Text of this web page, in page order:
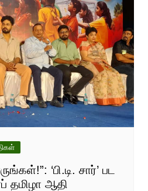
‘பி.டி. சார்’ பட
தமிழா ஆதி